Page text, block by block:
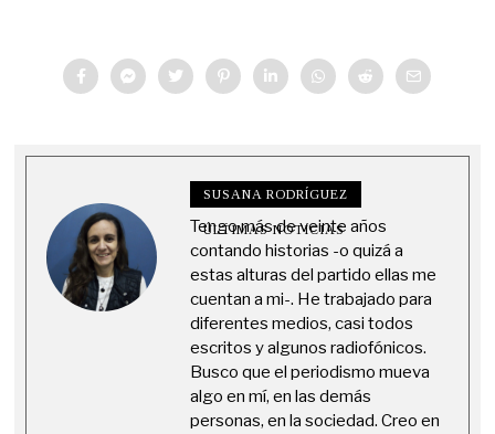
SUSANA RODRÍGUEZ
ÚLTIMAS NOTICIAS
Tengo más de veinte años
contando historias -o quizá a
estas alturas del partido ellas me
cuentan a mi-. He trabajado para
diferentes medios, casi todos
escritos y algunos radiofónicos.
Busco que el periodismo mueva
algo en mí, en las demás
personas, en la sociedad. Creo en